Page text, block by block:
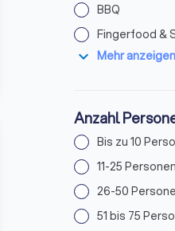
BBQ
Fingerfood &
expand_more Mehr anzeigen
Anzahl
Bis zu 10
11-25 Personen
26-50
51 bis 75